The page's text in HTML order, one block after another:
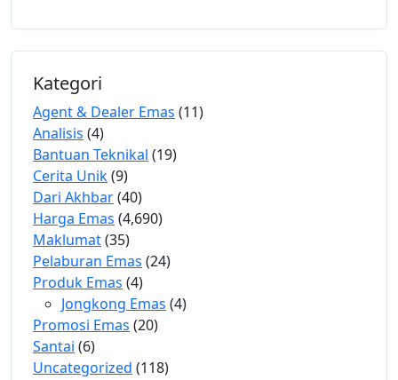
Kategori
Agent & Dealer Emas (11)
Analisis (4)
Bantuan Teknikal (19)
Cerita Unik(9)
Dari Akhbar(40)
Harga Emas (4,690)
Maklumat(35)
Pelaburan Emas (24)
Produk Emas (4)
Jongkong Emas (4)
Promosi Emas (20)
Santai (6)
Uncategorized (118)